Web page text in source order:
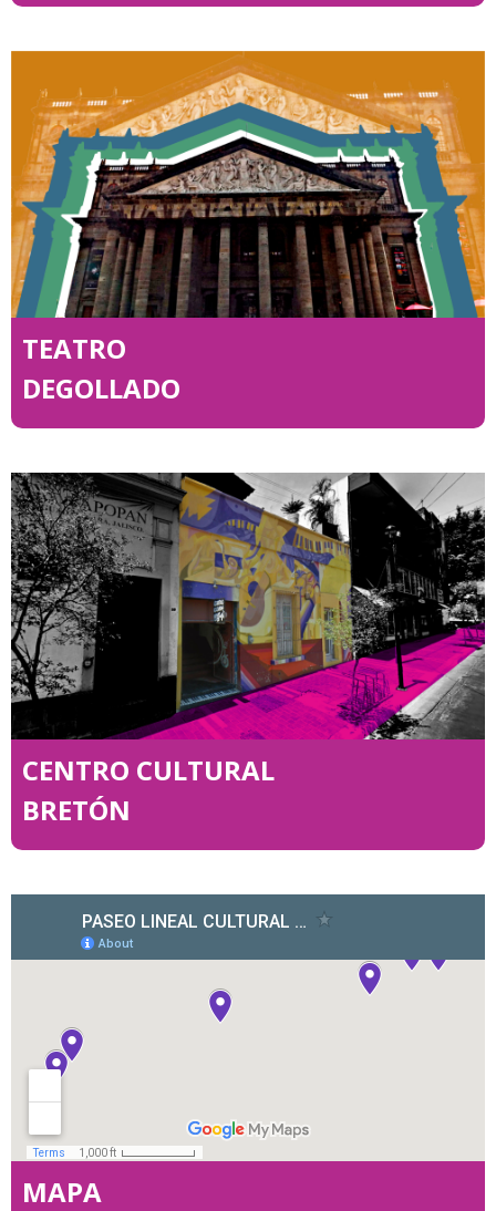
TEATRO
DEGOLLADO
CENTRO CULTURAL
BRETÓN
MAPA